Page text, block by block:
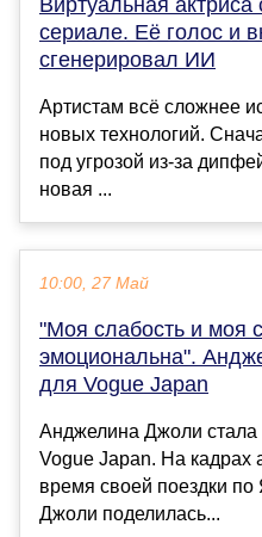
Виртуальная
сериале. Её голос и
сгенерировал ИИ
Артистам всё сложнее
новых технологий.
под угрозой из-за
новая ...
10:00, 27 Май
"Моя слабость и моя
эмоциональна".
для Vogue Japan
Анджелина Джоли стала
Vogue Japan. На кадрах
время своей поездки
Джоли поделилась...